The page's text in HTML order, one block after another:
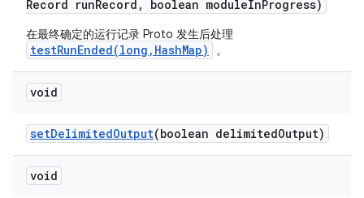
Record runRecord , boolean moduleInProgress)
在最终确定的运行记录 Proto 发生后处理
testRunEnded(long,HashMap) 。
void
setDelimitedOutput(boolean delimitedOutput)
void